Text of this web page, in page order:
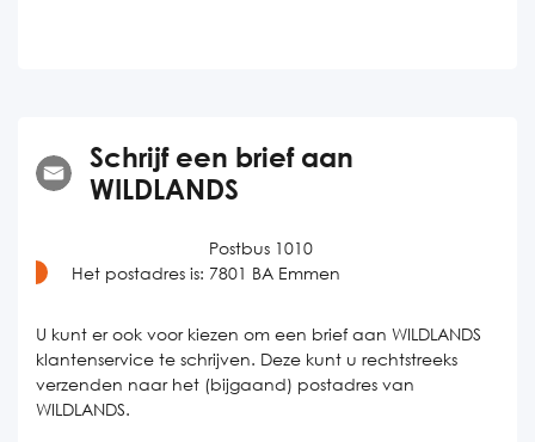
Schrijf een brief aan
WILDLANDS
Het postadres is:
Postbus 1010
7801 BA Emmen
U kunt er ook voor kiezen om een brief aan WILDLANDS
klantenservice te schrijven. Deze kunt u rechtstreeks
verzenden naar het (bijgaand) postadres van
WILDLANDS.